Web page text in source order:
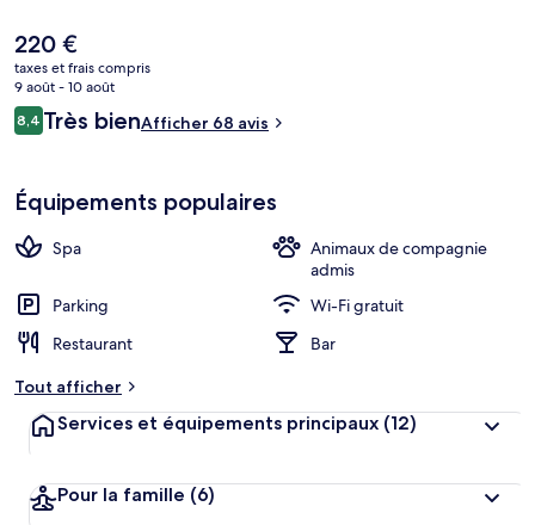
Le
prix
actuel
est
de
220 €
taxes et frais compris
9 août - 10 août
Avis
voyageurs
8,48,4 sur 10
Très bienAfficher 68 avis
Équipements populaires
Spa
Animaux de compagnie
admis
Parking
Wi-Fi gratuit
Restaurant
Bar
Tout afficher
Services et équipements principaux (12)
Pour la famille (6)